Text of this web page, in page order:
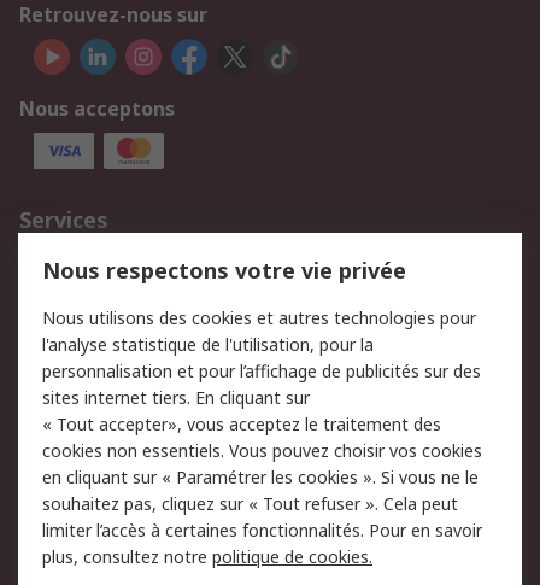
Retrouvez-nous sur
Nous acceptons
Services
750.000 produits
2.500 marques
Retours
Support technique
Track & trace
Legal
Politique de cookies
Sécurité des e-mails
Politique de protection
des données - Mise à
jour
Conditions générales
de vente
Nous respectons votre vie privée
Nous utilisons des cookies et autres technologies pour
l'analyse statistique de l'utilisation, pour la
personnalisation et pour l’affichage de publicités sur des
sites internet tiers. En cliquant sur
« Tout accepter», vous acceptez le traitement des
cookies non essentiels. Vous pouvez choisir vos cookies
en cliquant sur « Paramétrer les cookies ». Si vous ne le
souhaitez pas, cliquez sur « Tout refuser ». Cela peut
limiter l’accès à certaines fonctionnalités. Pour en savoir
plus, consultez notre politique de cookies.